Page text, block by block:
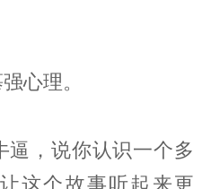
心理。
逼，说你认识一个多
这个故事听起来更